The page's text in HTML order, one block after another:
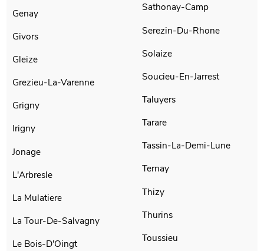
Genay
Givors
Gleize
Grezieu-La-Varenne
Grigny
Irigny
Jonage
L'Arbresle
La Mulatiere
La Tour-De-Salvagny
Le Bois-D'Oingt
Sathonay-Camp
Serezin-Du-Rhone
Solaize
Soucieu-En-Jarrest
Taluyers
Tarare
Tassin-La-Demi-Lune
Ternay
Thizy
Thurins
Toussieu